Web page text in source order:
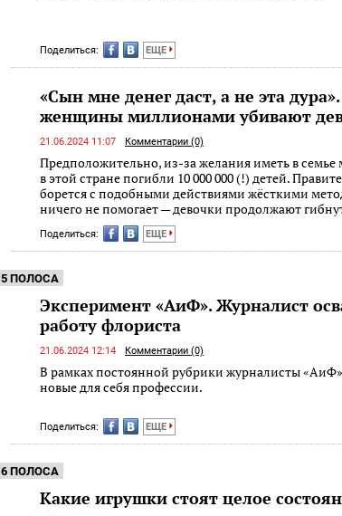
Поделиться: ЕЩЕ
«Сын мне денег даст, а не эта
женщины миллионами убивают
21.06.2024 11:07 Комментарии (0)
Предположительно, из-за желания иметь в семье
в этой стране погибли 10 000 000 (!) детей.
борется с подобными действиями жёсткими
ничего не помогает — девочки продолжают
Поделиться: ЕЩЕ
5 ПОЛОСА
Эксперимент «АиФ». Журналист
работу флориста
21.06.2024 12:14 Комментарии (0)
В рамках постоянной рубрики журналисты
новые для себя профессии.
Поделиться: ЕЩЕ
6 ПОЛОСА
Какие игрушки стоят целое